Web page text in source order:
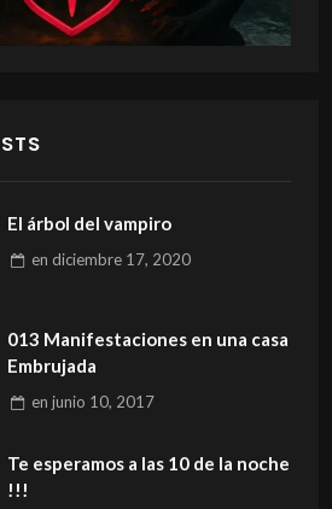
El árbol del vampiro
en diciembre 17, 2020
013 Manifestaciones en una casa
Embrujada
en junio 10, 2017
Te esperamos a las 10 de la noche
!!!